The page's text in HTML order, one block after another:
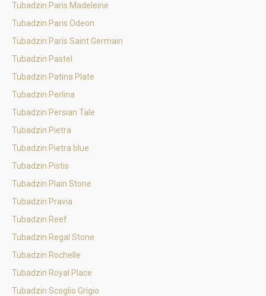
Tubadzin Paris Madeleine
Tubadzin Paris Odeon
Tubadzin Paris Saint Germain
Tubadzin Pastel
Tubadzin Patina Plate
Tubadzin Perlina
Tubadzin Persian Tale
Tubadzin Pietra
Tubadzin Pietra blue
Tubadzin Pistis
Tubadzin Plain Stone
Tubadzin Pravia
Tubadzin Reef
Tubadzin Regal Stone
Tubadzin Rochelle
Tubadzin Royal Place
Tubadzin Scoglio Grigio